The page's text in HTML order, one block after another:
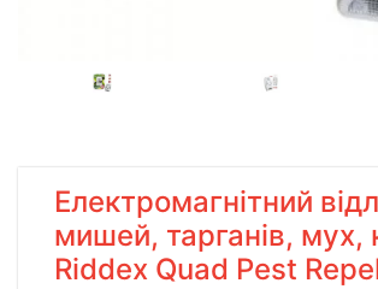
Електромагнітний
мишей, тарганів, мух,
Riddex Quad Pest